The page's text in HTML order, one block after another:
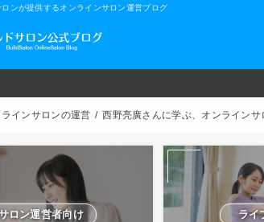
ンが提供するオンラインサロン運営ブログ
ラインサロンの運営 西野亮廣さんに学ぶ、オンライン
ロン運営者向け ライ